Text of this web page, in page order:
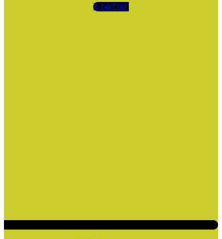
X-twitter